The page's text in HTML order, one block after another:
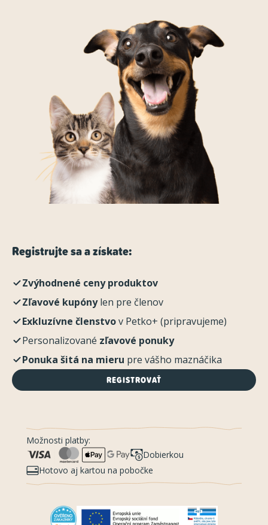
Registrujte sa a získate:
Zvýhodnené ceny produktov
Zľavové kupónylen pre členov
Exkluzívne členstvov Petko+ (pripravujeme)
Personalizované zľavové ponuky
Ponuka šitá na mieru pre vášho maznáčika
REGISTROVAŤ
Možnosti platby:
Dobierkou
Hotovo aj kartou na pobočke